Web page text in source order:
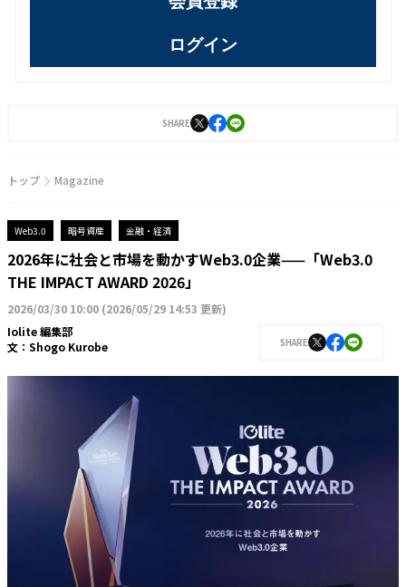
ログイン
SHARE
トップ Magazine
Web3.0 暗号資産 金融・経済
2026年に社会と市場を動かすWeb3.0企業——「Web3.0
THE IMPACT AWARD 2026」
2026/03/30 10:00 (2026/05/29 14:53 更新)
Iolite 編集部
文： Shogo Kurobe SHARE